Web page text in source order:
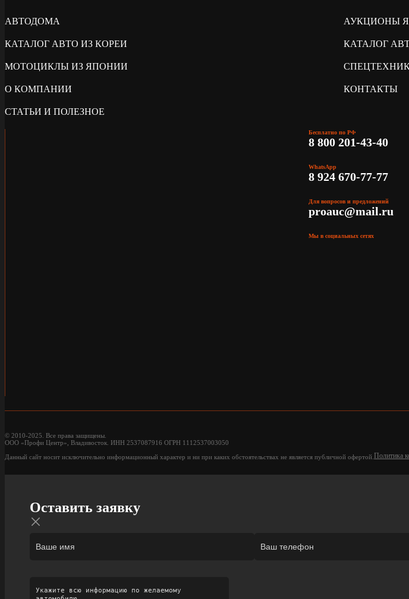
АВТОДОМА АУКЦИОНЫ
КАТАЛОГ АВТО ИЗ КОРЕИ КАТАЛОГ
МОТОЦИКЛЫ ИЗ ЯПОНИИ
О КОМПАНИИ КОНТАКТЫ
СТАТЬИ И ПОЛЕЗНОЕ
Бесплатно по РФ
8 800 201-43-40
WhatsApp
8 924 670-77-77
Для вопросов и предложений
proauc@mail.ru
Мы в социальных сетях
© 2010-2025. Все права защищены.
ООО «Профи Центр», Владивосток. ИНН 2537087916 ОГРН 1112537003050
Данный сайт носит исключительно информационный характер и ни при каких обстоятельствах не является публичной офертой. Политика
Оставить заявку